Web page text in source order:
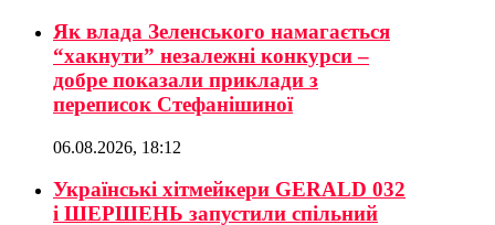
Як влада Зеленського намагається
“хакнути” незалежні конкурси –
добре показали приклади з
переписок Стефанішиної
06.08.2026, 18:12
Українські хітмейкери GERALD 032
і ШЕРШЕНЬ запустили спільний